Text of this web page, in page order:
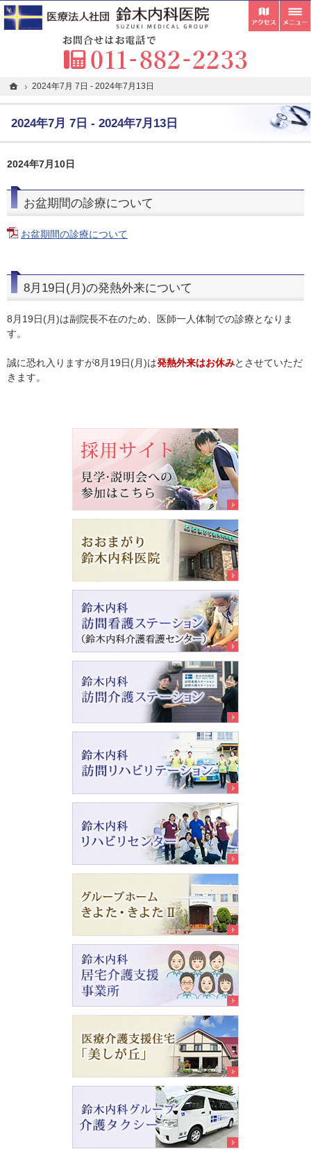
ホーム
2024年7月 7日 - 2024年7月13日
2024年7月 7日 - 2024年7月13日
胃カメラ・内視鏡検査・超音波検査の専門医が在籍。札幌市清田区の内科・クリニックな
札幌市清田区の内科・クリニックなら在宅往診・訪問看護にも対応している鈴木内科医院
2024年7月10日
お盆期間の診療について
お盆期間の診療について
8月19日(月)の発熱外来について
8月19日(月)は副院長不在のため、医師一人体制での診療となりま
す。
誠に恐れ入りますが8月19日(月)は発熱外来はお休みとさせていただ
きます。
受付
ホーム
2024年7月 7日 - 2024年7月13日